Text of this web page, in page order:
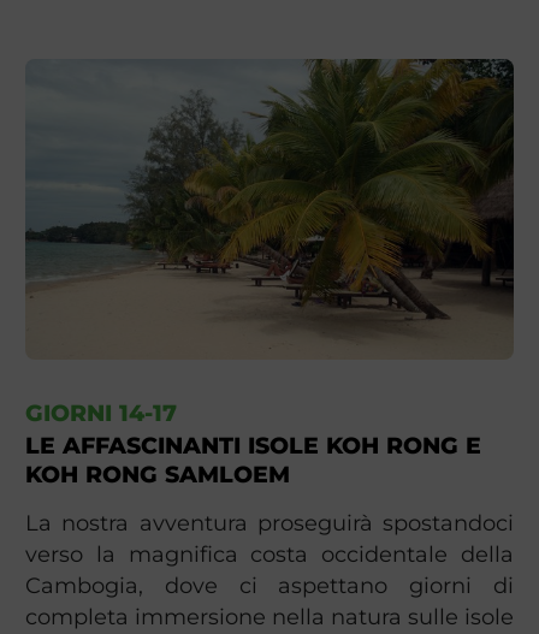
GIORNI 14-17
LE AFFASCINANTI ISOLE KOH RONG E
KOH RONG SAMLOEM
La nostra avventura proseguirà spostandoci
verso la magnifica costa occidentale della
Cambogia, dove ci aspettano giorni di
completa immersione nella natura sulle isole